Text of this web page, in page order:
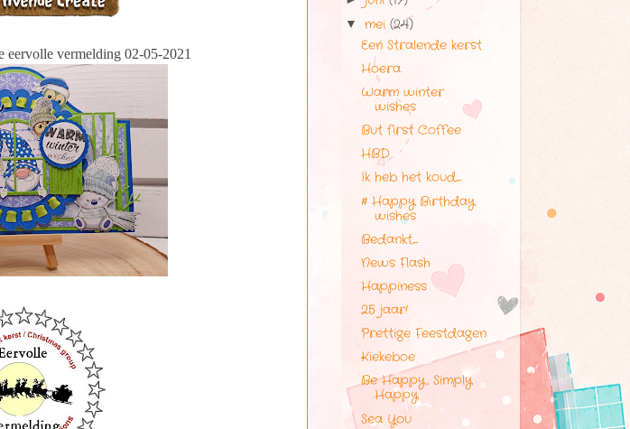
eervolle vermelding 02-05-2021
▼mei(24)
Een Stralende kerst
Hoera
Warm winter
wishes
But first Coffee
HBD
Ik heb het koud,....
# Happy Birthday
wishes
Bedankt,....
News Flash
Happiness
25 jaar!
Prettige Feestdagen
Kiekeboe
Be Happy, Simply
Happy
Sea You